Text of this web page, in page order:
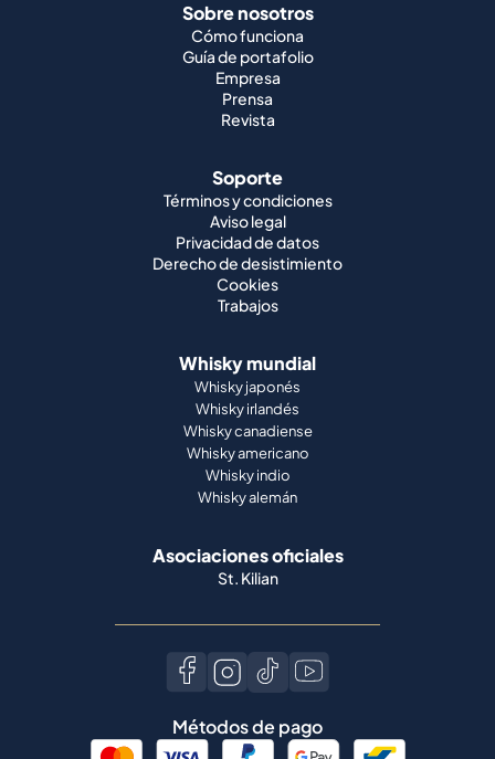
Sobre nosotros
Cómo funciona
Guía de portafolio
Empresa
Prensa
Revista
Soporte
Términos y condiciones
Aviso legal
Privacidad de datos
Derecho de desistimiento
Cookies
Trabajos
Whisky mundial
Whisky japonés
Whisky irlandés
Whisky canadiense
Whisky americano
Whisky indio
Whisky alemán
Asociaciones oficiales
St. Kilian
Métodos de pago